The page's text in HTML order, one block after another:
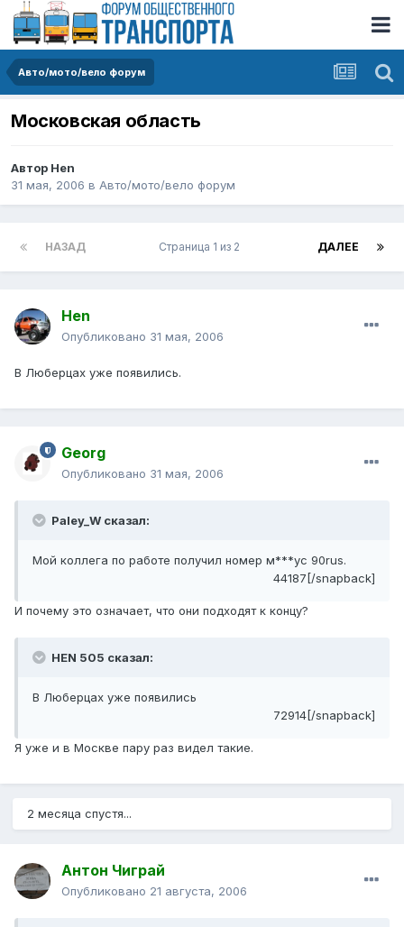
Авто/мото/вело форум
Московская область
Автор Hen
31 мая, 2006 в Авто/мото/вело форум
НАЗАД ДАЛЕЕ
Страница 1 из 2
Hen
Опубликовано 31 мая, 2006
В Люберцах уже появились.
Georg
Опубликовано 31 мая, 2006
Paley_W сказал:
Мой коллега по работе получил номер м***ус 90rus.
44187[/snapback]
И почему это означает, что они подходят к концу?
HEN 505 сказал:
В Люберцах уже появились
72914[/snapback]
Я уже и в Москве пару раз видел такие.
2 месяца спустя...
Антон Чиграй
Опубликовано 21 августа, 2006